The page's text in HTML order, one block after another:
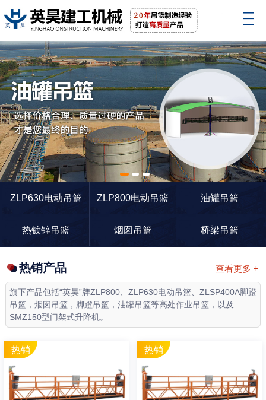
1 2 3
ZLP630电动吊篮
ZLP800电动吊篮 油罐吊篮
热镀锌吊篮 烟囱吊篮 桥梁吊篮
查看更多 +
热销产品
旗下产品包括“英昊”牌ZLP800、ZLP630电动吊篮、ZLSP400A脚蹬
吊篮，烟囱吊篮，脚蹬吊篮，油罐吊篮等高处作业吊篮，以及
SMZ150型门架式升降机。